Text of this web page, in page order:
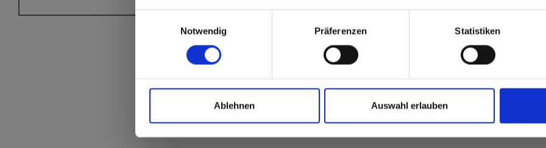
Einwilligungsauswahl
Notwendig
Präferenzen Statistiken
Ablehnen Auswahl erlauben